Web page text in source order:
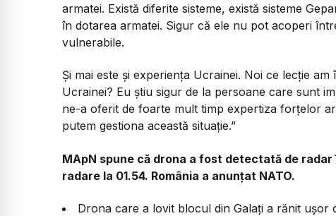
armatei. Există diferite sisteme, există sisteme
în dotarea armatei. Sigur că ele nu pot acoperi
vulnerabile.
Și mai este și experiența Ucrainei. Noi ce lecție
Ucrainei? Eu știu sigur de la persoane care sunt
ne-a oferit de foarte mult timp expertiza forțelor
putem gestiona această situație.”
MApN spune că drona a fost detectată de
radare la 01.54. România a anunțat NATO.
Drona care a lovit blocul din Galați a rănit ușor